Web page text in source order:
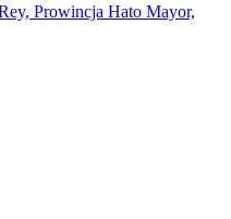
Prowincja Hato Mayor,